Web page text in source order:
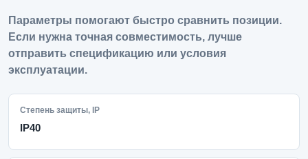
Параметры помогают быстро сравнить позиции.
Если нужна точная совместимость, лучше
отправить спецификацию или условия
эксплуатации.
Степень защиты, IP
IP40